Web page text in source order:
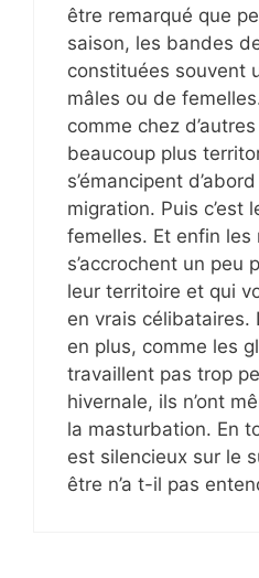
être remarqué que
saison, les bandes
constituées souvent
mâles ou de
comme chez
beaucoup plus
s’émancipent
migration. Puis c’est
femelles. Et enfin les
s’accrochent un peu
leur territoire et qui
en vrais célibataires.
en plus, comme les
travaillent pas trop
hivernale, ils n’ont
la masturbation. En
est silencieux sur le
être n’a t-il pas